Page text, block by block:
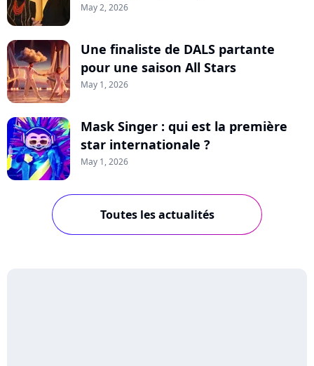
May 2, 2026
Une finaliste de DALS partante
pour une saison All Stars
May 1, 2026
Mask Singer : qui est la première
star internationale ?
May 1, 2026
Toutes les actualités